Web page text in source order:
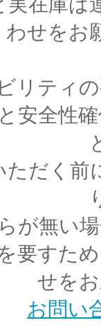
わせをお
リティ
安全性
ただく前
らが無い
要すた
せを
お問い